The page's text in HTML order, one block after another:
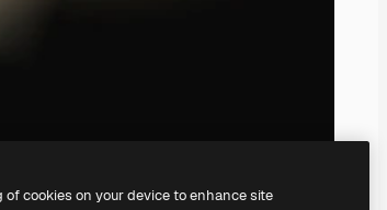
cookies on your device to enhance site